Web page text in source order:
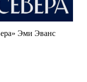
Эми Эванс